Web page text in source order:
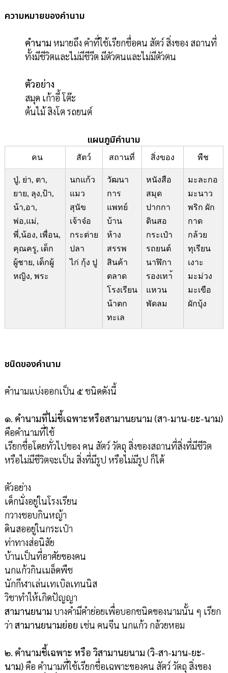
ความหมายของคำนาม
คำนาม หมายถึง คำที่ใช้เรียกชื่อคน สัตว์ สิ่งของ สถานที่
ทั้งมีชีวิตและไม่มีชีวีต มีตัวตนและไม่มีตัวตน
ตัวอย่าง
สมุด เก้าอี้ โต๊ะ
ต้นไม้ สิงโต รถยนต์
แผนภูมิคำนาม
คน สัตว์ สถานที่ สิ่งของ พืช
ปู่, ย่า, ตา,
ยาย, ลุง,ป้า,
น้า,อา,
พ่อ,แม่,
พี่,น้อง, เพื่อน,
คุณครู, เด็ก
ผู้ชาย, เด็กผู้
หญิง, พระ
นกแก้ว
แมว
สุนัข
เจ้าจ๋อ
กระต่าย
ปลา
ไก่ กุ้ง ปู
วัฒนา
การ
แพทย์
บ้าน
ห้าง
สรรพ
สินค้า
ตลาด
โรงเรียน
น้าตก
ทะเล
หนังสือ
สมุด
ปากกา
ดินสอ
กระเป๋า
รถยนต์
นาฬิกา
รองเทา้
แหวน
พัดลม
มะละกอ
มะนาว
พริก ผัก
กาด
กล้วย
ทุเรียน
เงาะ
มะม่วง
มะเขือ
ผักบุ้ง
ชนิดของคำนาม
คำนามแบ่งออกเป็น ๕ ชนิดดังนี้
๑. คำนามที่ไม่ชี้เฉพาะหรือสามานยนาม (สา-มาน-ยะ-นาม)
คือคำนามที่ใช้
เรียกชื่อโดยทั่วไปของ คน สัตว์ วัตถุ สิ่งของสถานที่สิ่งที่มีชีวิต
หรือไม่มีชีวิตจะเป็น สิ่งที่มีรูป หรือไม่มีรูป ก็ได้
ตัวอย่าง
เด็กนั่งอยู่ในโรงเรียน
กวางชอบกินหญ้า
ดินสออยู่ในกระเป๋า
ท่าทางส่อนิสัย
บ้านเป็นที่อาศัยของคน
นกแก้วกินเมล็ดพืช
นักกีฬาเล่นเทเบิลเทนนิส
วิชาทำให้เกิดปัญญา
สามานยนาม บางคำมีคำย่อยเพื่อบอกชนิดของนามนั้น ๆ เรียก
ว่า สามานยนามย่อย เช่น คนจีน นกแก้ว กล้วยหอม
๒. คำนามชี้เฉพาะ หรือ วิสามานยนาม (วิ-สา-มาน-ยะ-
นาม)คือ คำนามที่ใช้เรียกชื่อเฉพาะของคน สัตว์ วัตถุ สิ่งของ